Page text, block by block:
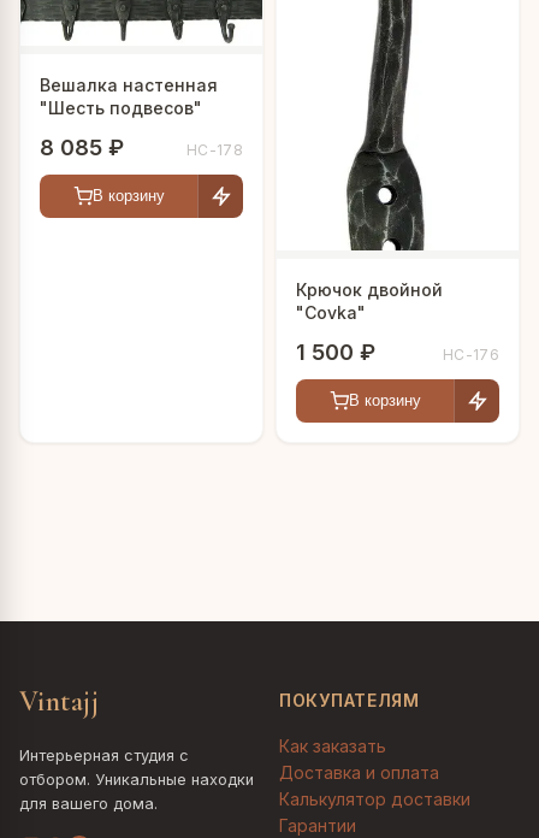
Вешалка настенная
"Шесть подвесов"
8 085 ₽ HC-178
В корзину
Крючок двойной
"Covka"
1 500 ₽ HC-176
В корзину
Vintajj
Интерьерная студия с
отбором. Уникальные находки
для вашего дома.
ПОКУПАТЕЛЯМ
Как заказать
Доставка и оплата
Калькулятор доставки
Гарантии